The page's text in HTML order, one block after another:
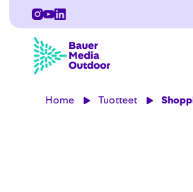
Home Tuotteet